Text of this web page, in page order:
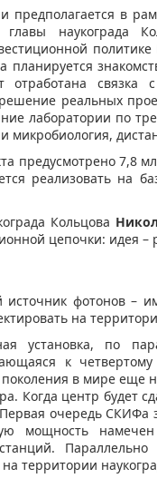
предполагается в
главы наукограда
планируется
отработана
реальных
лаборатории по
микробиология,
предусмотрено 7,8
реализовать на
Кольцова
цепочки: идея –
источник фотонов –
на
установка, по
к
поколения в мире еще
Когда центр будет
очередь СКИФа
мощность
территории